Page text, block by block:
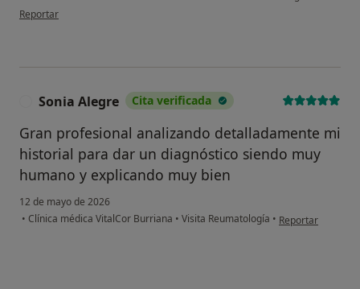
en opinión del usuario Nacho
Reportar
Sonia Alegre Cita verificada
Gran profesional analizando detalladamente mi
historial para dar un diagnóstico siendo muy
humano y explicando muy bien
12 de mayo de 2026
• Clínica médica VitalCor Burriana • Visita Reumatología • en opinión del
Reportar